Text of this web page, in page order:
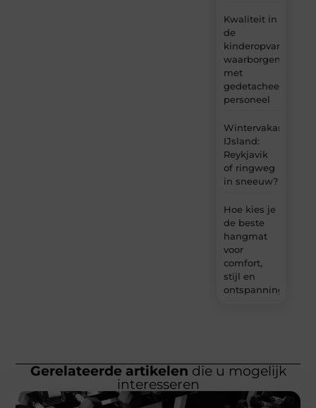
Kwaliteit in
de
kinderopvang
waarborgen
met
gedetacheerd
personeel
Wintervakantie
IJsland:
Reykjavik
of ringweg
in sneeuw?
Hoe kies je
de beste
hangmat
voor
comfort,
stijl en
ontspanning?
Gerelateerde artikelen die u mogelijk
interesseren